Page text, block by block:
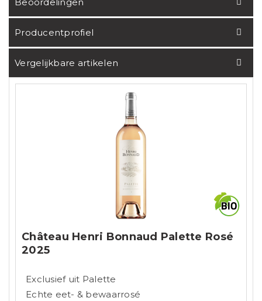
Beoordelingen
Producentprofiel
Vergelijkbare artikelen
Château Henri Bonnaud Palette Rosé
2025
Exclusief uit Palette
Echte eet- & bewaarrosé